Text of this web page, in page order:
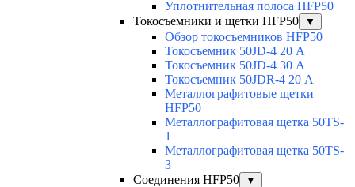
Уплотнительная полоса HFP50
Токосъемники и щетки HFP50
▼
Обзор токосъемников HFP50
Токосъемник 50JD-4 20 А
Токосъемник 50JD-4 30 А
Токосъемник 50JDR-4 20 А
Металлографитовые щетки
HFP50
Металлографитовая щетка 50TS-
1
Металлографитовая щетка 50TS-
3
Соединения HFP50
▼